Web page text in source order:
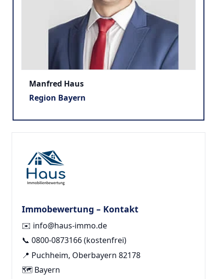
Manfred Haus
Region Bayern
Immobewertung – Kontakt
✉️ info@haus-immo.de
📞 0800-0873166(kostenfrei)
📍 Puchheim, Oberbayern 82178
🗺️ Bayern